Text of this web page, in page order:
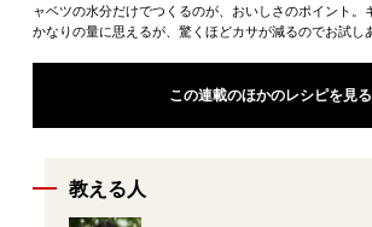
ャベツの水分だけでつくるのが、おいしさのポイント。
かなりの量に思えるが、驚くほどカサが減るのでお試し
この連載のほかのレシピを見る
教える人